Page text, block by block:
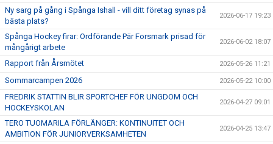
Ny sarg på gång i Spånga Ishall - vill ditt företag synas på
bästa plats?
2026-06-17 19:23
Spånga Hockey firar: Ordförande Pär Forsmark prisad för
mångårigt arbete
2026-06-02 18:07
Rapport från Årsmötet 2026-05-26 11:21
Sommarcampen 2026 2026-05-22 10:00
FREDRIK STATTIN BLIR SPORTCHEF FÖR UNGDOM OCH
HOCKEYSKOLAN
2026-04-27 09:01
TERO TUOMARILA FÖRLÄNGER: KONTINUITET OCH
AMBITION FÖR JUNIORVERKSAMHETEN
2026-04-25 13:47